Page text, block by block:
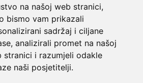
na našoj web stranici,
bismo vam prikazali
sadržaj i ciljane
analizirali promet na našoj
stranici i razumjeli odakle
naši posjetitelji.